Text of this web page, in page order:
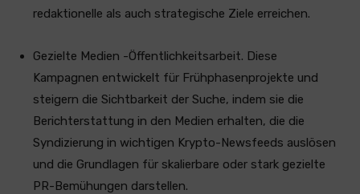
redaktionelle als auch strategische Ziele erreichen.
Gezielte Medien -Öffentlichkeitsarbeit. Diese
Kampagnen entwickelt für Frühphasenprojekte und
steigern die Sichtbarkeit der Suche, indem sie die
Berichterstattung in den Medien erhalten, die die
Syndizierung in wichtigen Krypto-Newsfeeds auslösen
und die Grundlagen für skalierbare oder stark gezielte
PR-Bemühungen darstellen.